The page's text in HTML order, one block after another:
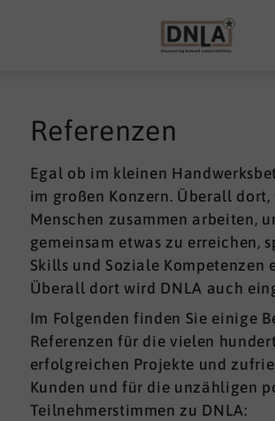
Referenzen
Egal ob im kleinen
im großen Konzern. Überall dort,
Menschen zusammen arbeiten,
gemeinsam etwas zu erreichen,
Skills und Soziale Kompetenzen
Überall dort wird DNLA auch
Im Folgenden finden Sie einige
Referenzen für die vielen
erfolgreichen Projekte und
Kunden und für die unzähligen
Teilnehmerstimmen zu DNLA: